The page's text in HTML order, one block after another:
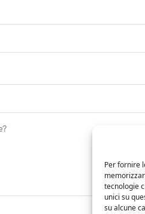
Per fornire
tecnologie
unici su
su alcune